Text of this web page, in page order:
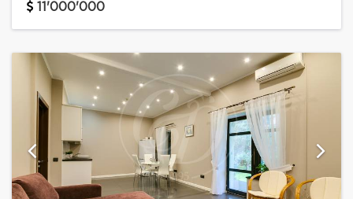
Хамовниках. Функциональная планировка: 3
11'000'000